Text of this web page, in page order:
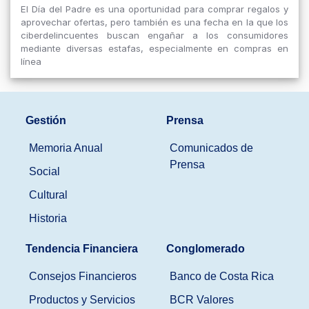
El Día del Padre es una oportunidad para comprar regalos y
aprovechar ofertas, pero también es una fecha en la que los
ciberdelincuentes buscan engañar a los consumidores
mediante diversas estafas, especialmente en compras en
línea
Gestión
Memoria Anual
Social
Cultural
Historia
Prensa
Comunicados de
Prensa
Tendencia Financiera
Consejos Financieros
Productos y Servicios
Conglomerado
Banco de Costa Rica
BCR Valores